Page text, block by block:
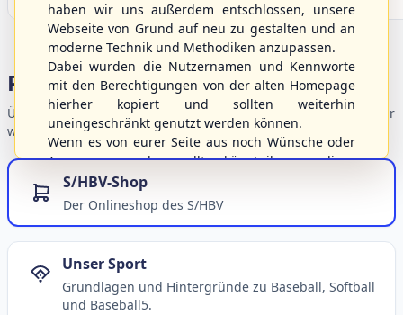
Portalbereiche
Übersicht der Verbandsbereiche – wählen Sie einen Einstieg für
weiterführende Informationen.
S/HBV-Shop
Der Onlineshop des S/HBV
Unser Sport
Grundlagen und Hintergründe zu Baseball, Softball
und Baseball5.
haben wir uns außerdem entschlossen, unsere
Webseite von Grund auf neu zu gestalten und an
moderne Technik und Methodiken anzupassen.
Dabei wurden die Nutzernamen und Kennworte
mit den Berechtigungen von der alten Homepage
hierher kopiert und sollten weiterhin
uneingeschränkt genutzt werden können.
Wenn es von eurer Seite aus noch Wünsche oder
Anregungen geben sollte, könnt ihr uns diese
gerne an die Verbandsadresse
schicken.